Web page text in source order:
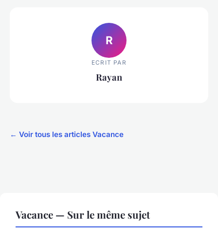
R
ECRIT PAR
Rayan
← Voir tous les articles Vacance
Vacance — Sur le même sujet